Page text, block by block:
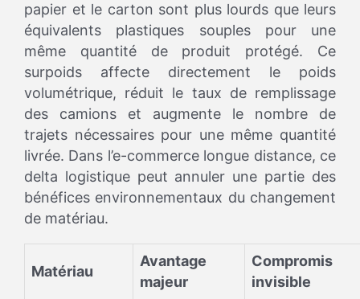
papier et le carton sont plus lourds que leurs
équivalents plastiques souples pour une
même quantité de produit protégé. Ce
surpoids affecte directement le poids
volumétrique, réduit le taux de remplissage
des camions et augmente le nombre de
trajets nécessaires pour une même quantité
livrée. Dans l’e-commerce longue distance, ce
delta logistique peut annuler une partie des
bénéfices environnementaux du changement
de matériau.
Matériau
Avantage
majeur
Compromis
invisible